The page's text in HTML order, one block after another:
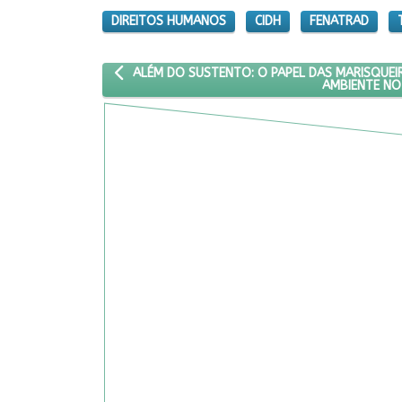
DIREITOS HUMANOS CIDH FENATRAD
ARTIGO ANTERIOR: ALÉM DO SUSTENTO: O
ALÉM DO SUSTENTO: O PAPEL DAS
AMBIENTE